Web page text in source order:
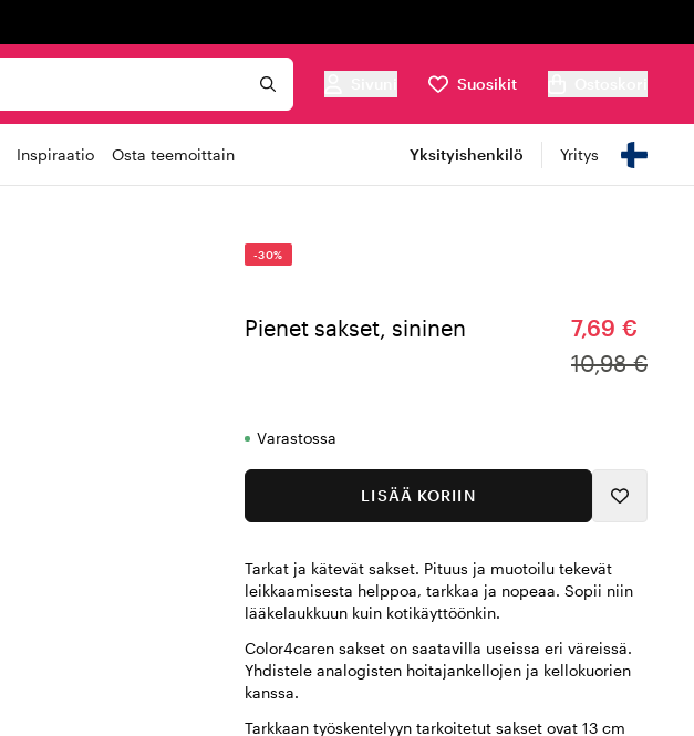
Suosikit
Inspiraatio Osta teemoittain Yksityishenkilö Yritys
-30%
Pienet sakset, sininen
7,69 €
10,98 €
Varastossa
LISÄÄ KORIIN
Tarkat ja kätevät sakset. Pituus ja muotoilu tekevät
leikkaamisesta helppoa, tarkkaa ja nopeaa. Sopii niin
lääkelaukkuun kuin kotikäyttöönkin.
Color4caren sakset on saatavilla useissa eri väreissä.
Yhdistele analogisten hoitajankellojen ja kellokuorien
kanssa.
Tarkkaan työskentelyyn tarkoitetut sakset ovat 13 cm